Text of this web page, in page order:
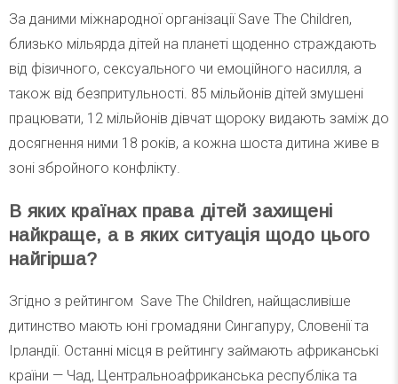
За даними міжнародної організації Save The Children,
близько мільярда дітей на планеті щоденно страждають
від фізичного, сексуального чи емоційного насилля, а
також від безпритульності. 85 мільйонів дітей змушені
працювати, 12 мільйонів дівчат щороку видають заміж до
досягнення ними 18 років, а кожна шоста дитина живе в
зоні збройного конфлікту.
В яких країнах права дітей захищені
найкраще, а в яких ситуація щодо цього
найгірша?
Згідно з рейтингом Save The Children, найщасливіше
дитинство мають юні громадяни Сингапуру, Словенії та
Ірландії. Останні місця в рейтингу займають африканські
країни — Чад, Центральноафриканська республіка та